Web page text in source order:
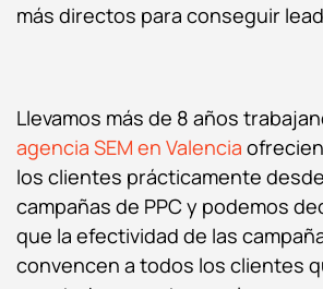
más directos para conseguir
Llevamos más de 8 años
agencia SEM en Valencia
los clientes prácticamente
campañas de PPC y podemos
que la efectividad de las
convencen a todos los clientes